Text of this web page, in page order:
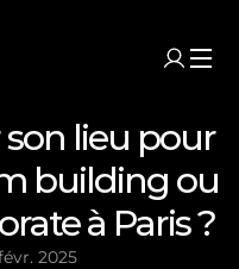
lieu pour
building ou
à Paris ?
2025